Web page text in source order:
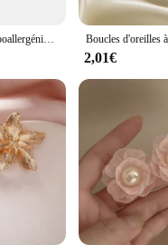
Boucles d'oreilles hypoallergéniques en acier inoxydable plaqué or 18 carats pour femme, clou de fleur vintage, qualité supérieure, fête
2,01€